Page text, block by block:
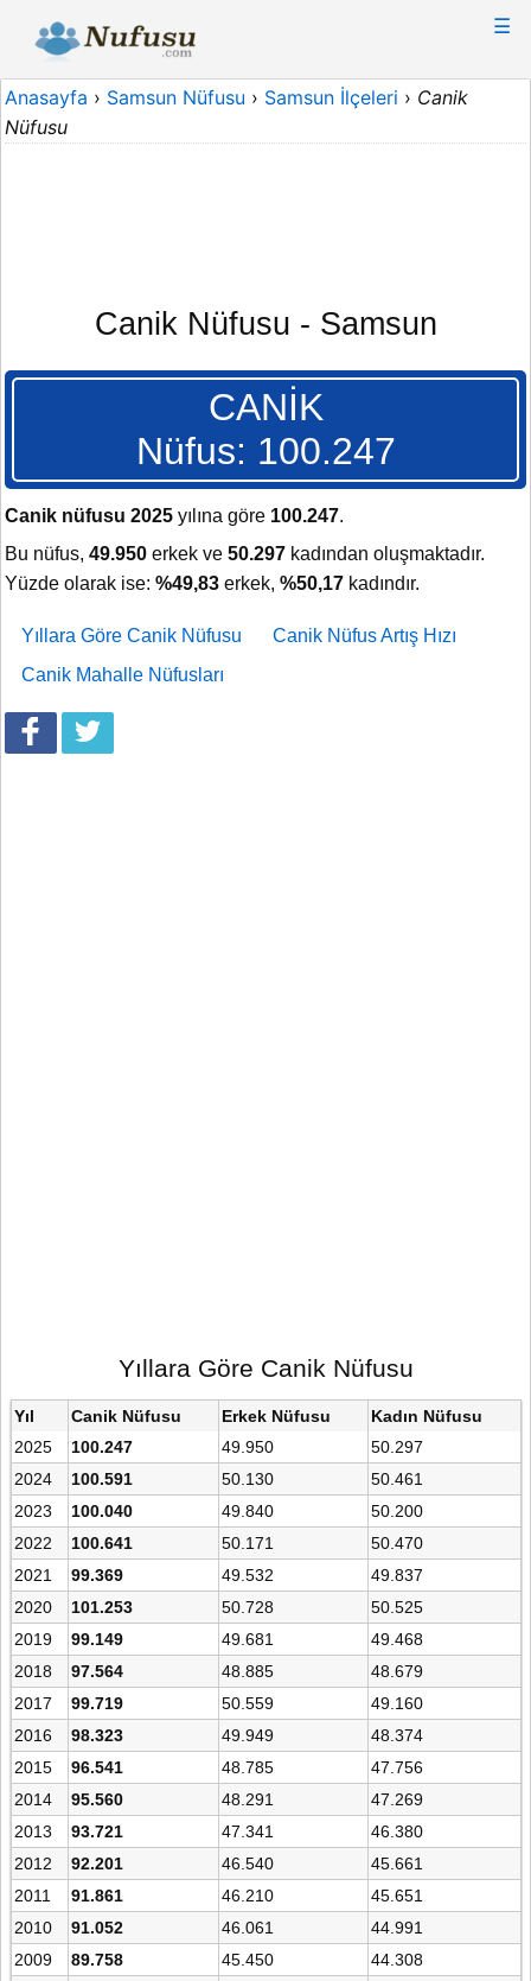
☰
Anasayfa › Samsun Nüfusu › Samsun İlçeleri › Canik
Nüfusu
Canik Nüfusu - Samsun
CANİK
Nüfus: 100.247
Canik nüfusu 2025 yılına göre 100.247.
Bu nüfus, 49.950 erkek ve 50.297 kadından oluşmaktadır.
Yüzde olarak ise: %49,83 erkek, %50,17 kadındır.
Yıllara Göre Canik Nüfusu
Canik Nüfus Artış Hızı
Canik Mahalle Nüfusları
Yıllara Göre Canik Nüfusu
Yıl Canik Nüfusu Erkek Nüfusu
Kadın Nüfusu
2025
100.247 49.950
50.297
2024
100.591 50.130
50.461
2023
100.040 49.840
50.200
2022
100.641 50.171
50.470
2021
99.369 49.532
49.837
2020
101.253 50.728
50.525
2019
99.149 49.681
49.468
2018
97.564 48.885
48.679
2017
99.719 50.559
49.160
2016
98.323 49.949
48.374
2015
96.541 48.785
47.756
2014
95.560 48.291
47.269
2013
93.721 47.341
46.380
2012
92.201 46.540
45.661
2011
91.861 46.210
45.651
2010
91.052 46.061
44.991
2009
89.758 45.450
44.308